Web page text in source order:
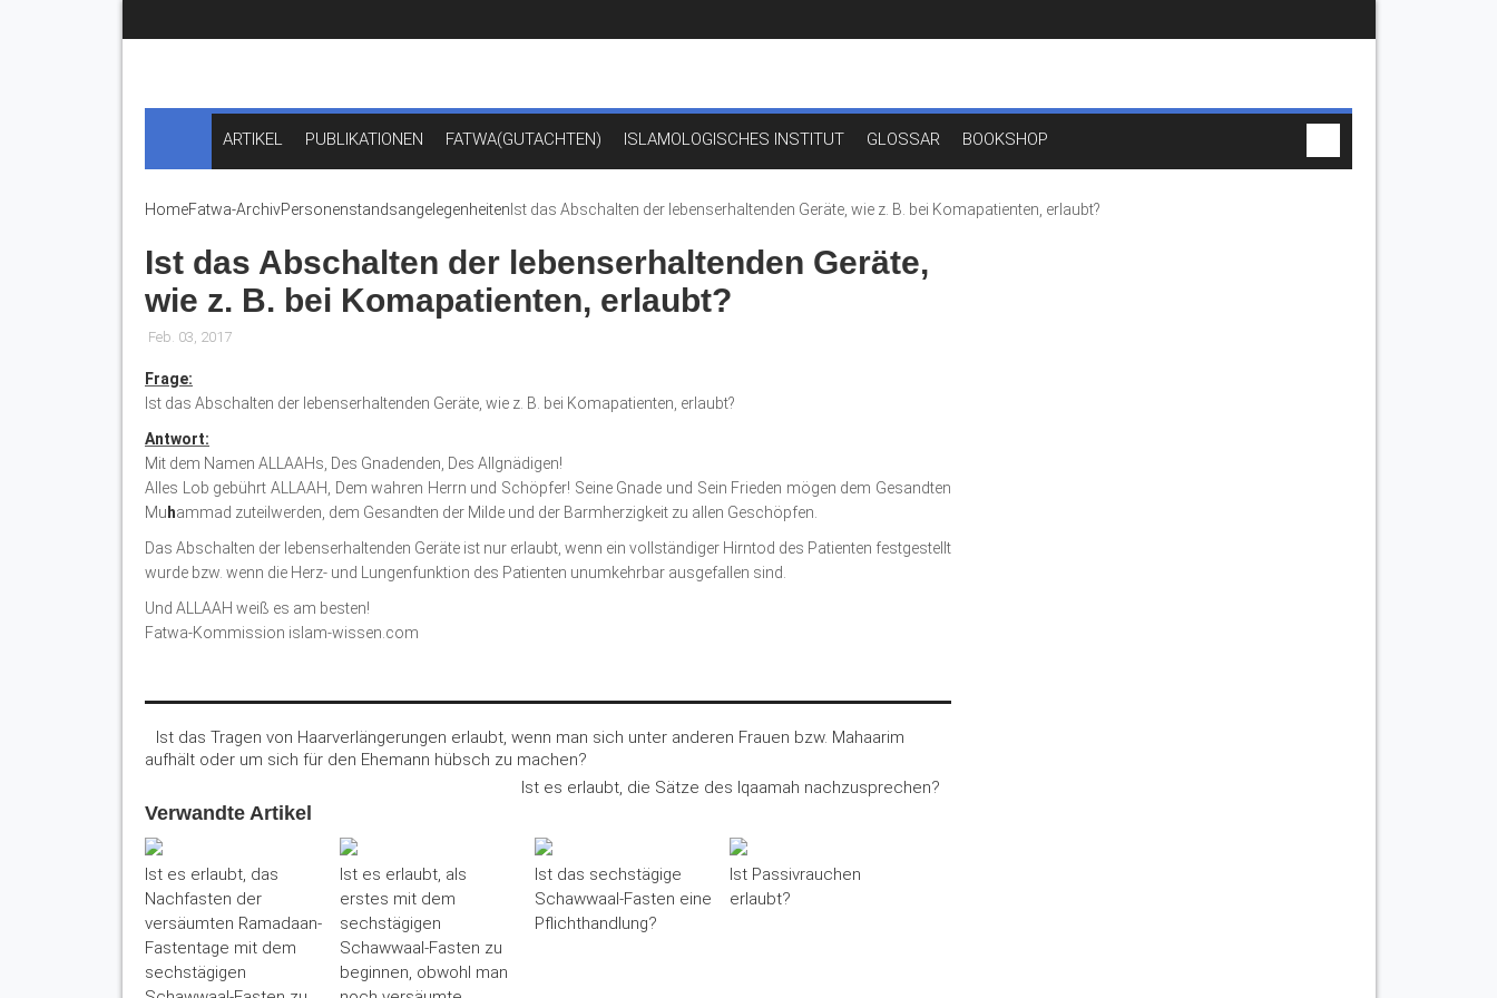
ARTIKEL PUBLIKATIONEN FATWA(GUTACHTEN) ISLAMOLOGISCHES INSTITUT GLOSSAR BOOKSHOP
HomeFatwa-ArchivPersonenstandsangelegenheiten Ist das Abschalten der lebenserhaltenden Geräte, wie z. B. bei Komapatienten, erlaubt?
Ist das Abschalten der lebenserhaltenden Geräte,
wie z. B. bei Komapatienten, erlaubt?
Feb. 03, 2017
Frage:
Ist das Abschalten der lebenserhaltenden Geräte, wie z. B. bei Komapatienten, erlaubt?
Antwort:
Mit dem Namen ALLAAHs, Des Gnadenden, Des Allgnädigen!
Alles Lob gebührt ALLAAH, Dem wahren Herrn und Schöpfer! Seine Gnade und Sein Frieden mögen dem Gesandten
Mu hammad zuteilwerden, dem Gesandten der Milde und der Barmherzigkeit zu allen Geschöpfen.
Das Abschalten der lebenserhaltenden Geräte ist nur erlaubt, wenn ein vollständiger Hirntod des Patienten festgestellt
wurde bzw. wenn die Herz- und Lungenfunktion des Patienten unumkehrbar ausgefallen sind.
Und ALLAAH weiß es am besten!
Fatwa-Kommission islam-wissen.com
Ist das Tragen von Haarverlängerungen erlaubt, wenn man sich unter anderen Frauen bzw. Mahaarim
aufhält oder um sich für den Ehemann hübsch zu machen?
Ist es erlaubt, die Sätze des Iqaamah nachzusprechen?
Verwandte Artikel
Ist es erlaubt, das
Nachfasten der
versäumten Ramadaan-
Fastentage mit dem
sechstägigen
Ist es erlaubt, als
erstes mit dem
sechstägigen
Schawwaal-Fasten zu
beginnen, obwohl man
Ist das sechstägige
Schawwaal-Fasten eine
Pflichthandlung?
Ist Passivrauchen
erlaubt?